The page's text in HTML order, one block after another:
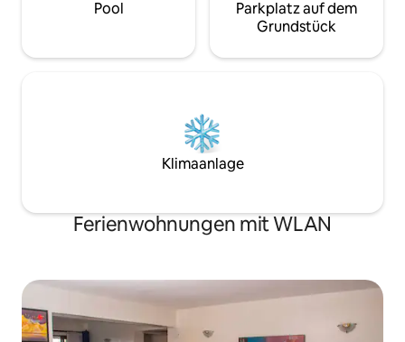
Pool
Parkplatz auf dem
Grundstück
Klimaanlage
Ferienwohnungen mit WLAN